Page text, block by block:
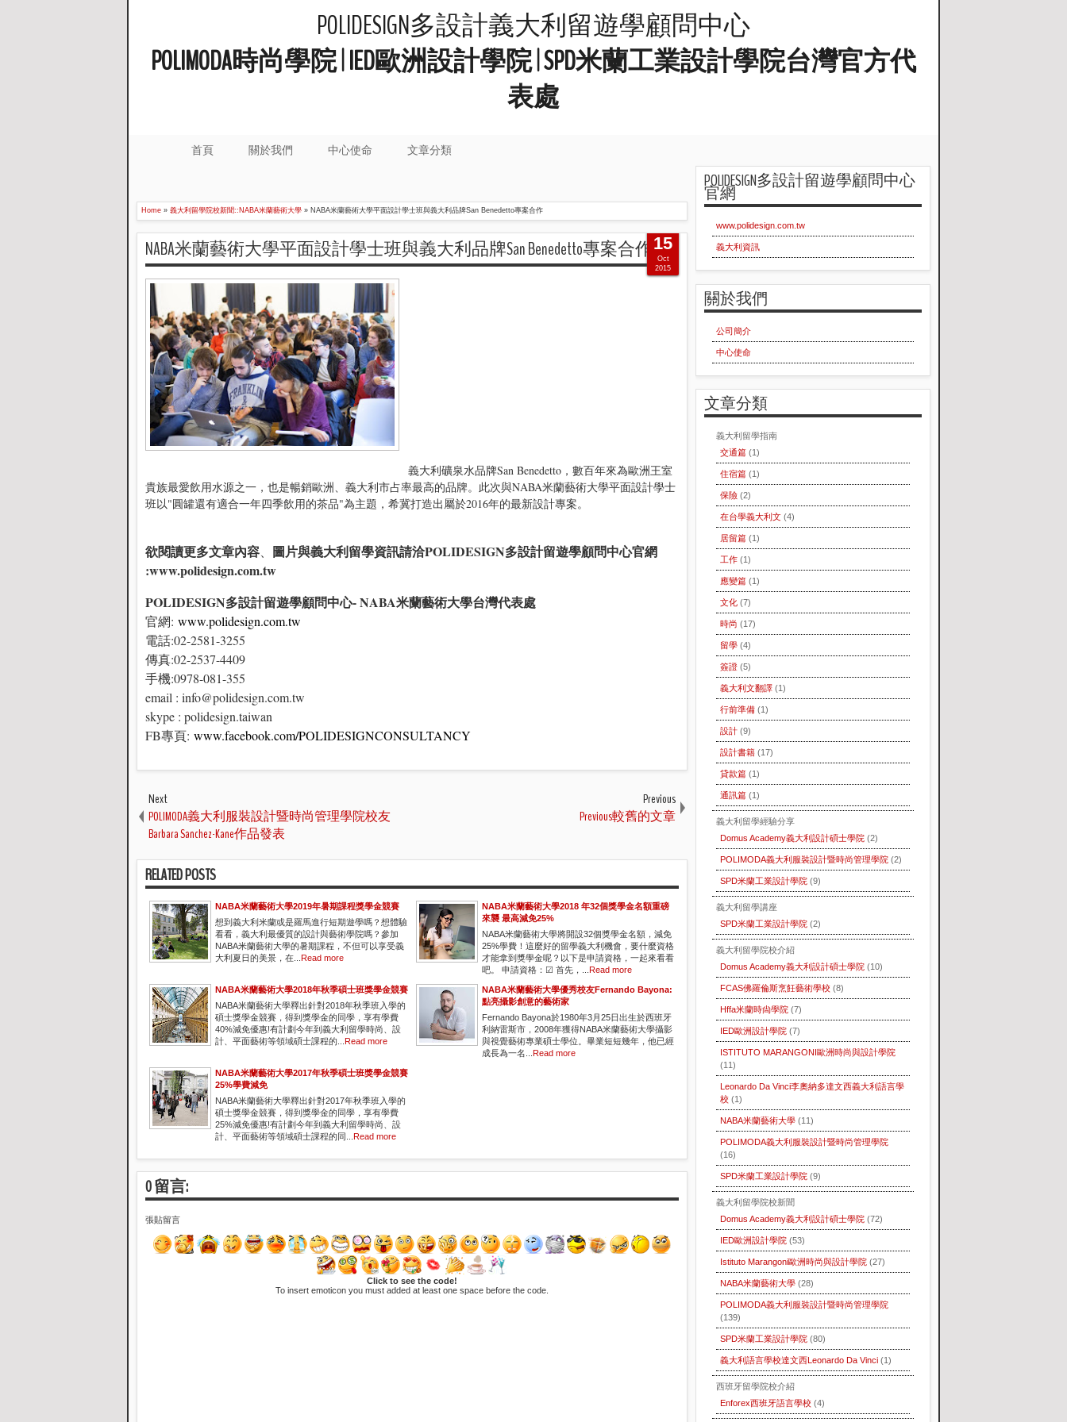
POLIDESIGN多設計義大利留遊學顧問中心
POLIMODA時尚學院 | IED歐洲設計學院 | SPD米蘭工業設計學院台灣官方代
表處
首頁 關於我們 中心使命 文章分類
Home » 義大利留學院校新聞::NABA米蘭藝術大學 » NABA米蘭藝術大學平面設計學士班與義大利品牌San Benedetto專案合作
NABA米蘭藝術大學平面設計學士班與義大利品牌San Benedetto專案合作
義大利礦泉水品牌San Benedetto，數百年來為歐洲王室
貴族最愛飲用水源之一，也是暢銷歐洲、義大利市占率最高的品牌。此次與NABA米蘭藝術大學平面設計學士
班以"圓罐還有適合一年四季飲用的茶品"為主題，希冀打造出屬於2016年的最新設計專案。
欲閱讀更多文章內容 圖片與義大利留學資訊請洽POLIDESIGN多設計留遊學顧問中心官網
:www.polidesign.com.tw
POLIDESIGN多設計留遊學顧問中心- NABA米蘭藝術大學台灣代表處
官網: www.polidesign.com.tw
電話:02-2581-3255
傳真:02-2537-4409
手機:0978-081-355
email : info@polidesign.com.tw
skype : polidesign.taiwan
FB專頁: www.facebook.com/POLIDESIGNCONSULTANCY
15
Oct
2015
Next
POLIMODA義大利服裝設計暨時尚管理學院校友
Barbara Sanchez-Kane作品發表
Previous
Previous較舊的文章
RELATED POSTS
NABA米蘭藝術大學2019年暑期課程獎學金競賽
想到義大利米蘭或是羅馬進行短期遊學嗎？想體驗
看看，義大利最優質的設計與藝術學院嗎？參加
NABA米蘭藝術大學的暑期課程，不但可以享受義
大利夏日的美景，在... Read more
NABA米蘭藝術大學2018 年32個獎學金名額重磅
來襲 最高減免25%
NABA米蘭藝術大學將開設32個獎學金名額，減免
25%學費！這麼好的留學義大利機會，要什麼資格
才能拿到獎學金呢？以下是申請資格，一起來看看
吧。 申請資格：☑ 首先，... Read more
NABA米蘭藝術大學2018年秋季碩士班獎學金競賽
NABA米蘭藝術大學釋出針對2018年秋季班入學的
碩士獎學金競賽，得到獎學金的同學，享有學費
40%減免優惠!有計劃今年到義大利留學時尚、設
計、平面藝術等領域碩士課程的... Read more
NABA米蘭藝術大學優秀校友Fernando Bayona:
點亮攝影創意的藝術家
Fernando Bayona於1980年3月25日出生於西班牙
利納雷斯市，2008年獲得NABA米蘭藝術大學攝影
與視覺藝術專業碩士學位。畢業短短幾年，他已經
成長為一名... Read more
NABA米蘭藝術大學2017年秋季碩士班獎學金競賽
25%學費減免
NABA米蘭藝術大學釋出針對2017年秋季班入學的
碩士獎學金競賽，得到獎學金的同學，享有學費
25%減免優惠!有計劃今年到義大利留學時尚、設
計、平面藝術等領域碩士課程的同... Read more
0 留言:
張貼留言
Click to see the code!
To insert emoticon you must added at least one space before the code.
POLIDESIGN多設計留遊學顧問中心
官網
www.polidesign.com.tw
義大利資訊
關於我們
公司簡介
中心使命
文章分類
義大利留學指南
交通篇 (1)
住宿篇 (1)
保險 (2)
在台學義大利文 (4)
居留篇 (1)
工作 (1)
應變篇 (1)
文化 (7)
時尚 (17)
留學 (4)
簽證 (5)
義大利文翻譯 (1)
行前準備 (1)
設計 (9)
設計書籍 (17)
貸款篇 (1)
通訊篇 (1)
義大利留學經驗分享
Domus Academy義大利設計碩士學院 (2)
POLIMODA義大利服裝設計暨時尚管理學院 (2)
SPD米蘭工業設計學院 (9)
義大利留學講座
SPD米蘭工業設計學院 (2)
義大利留學院校介紹
Domus Academy義大利設計碩士學院 (10)
FCAS佛羅倫斯烹飪藝術學校 (8)
Hffa米蘭時尙學院 (7)
IED歐洲設計學院 (7)
ISTITUTO MARANGONI歐洲時尚與設計學院
(11)
Leonardo Da Vinci李奧納多達文西義大利語言學
校 (1)
NABA米蘭藝術大學 (11)
POLIMODA義大利服裝設計暨時尚管理學院
(16)
SPD米蘭工業設計學院 (9)
義大利留學院校新聞
Domus Academy義大利設計碩士學院 (72)
IED歐洲設計學院 (53)
Istituto Marangoni歐洲時尚與設計學院 (27)
NABA米蘭藝術大學 (28)
POLIMODA義大利服裝設計暨時尚管理學院
(139)
SPD米蘭工業設計學院 (80)
義大利語言學校達文西Leonardo Da Vinci (1)
西班牙留學院校介紹
Enforex西班牙語言學校 (4)